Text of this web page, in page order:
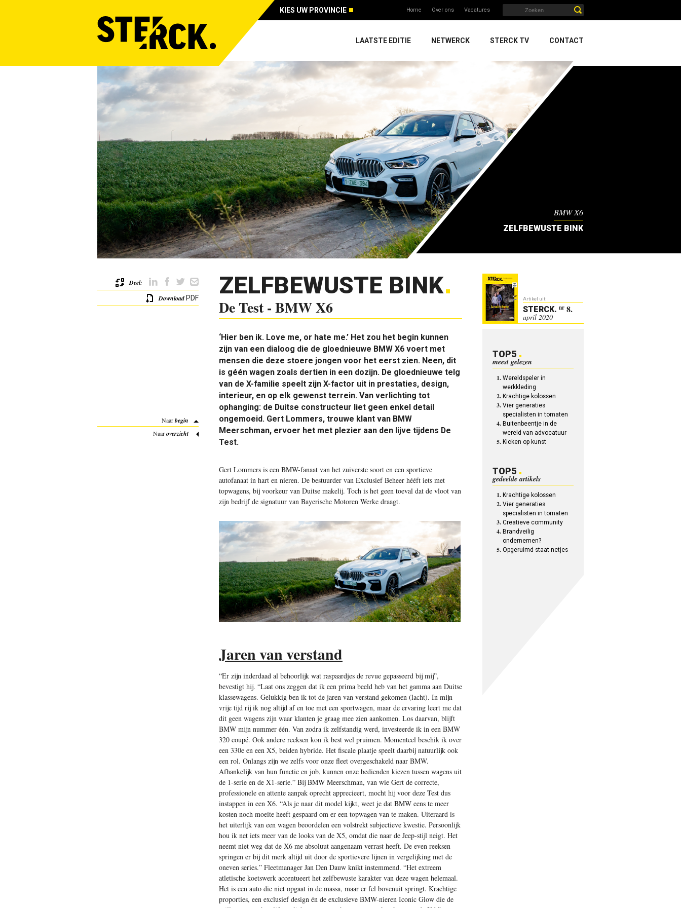
KIES UW PROVINCIE Home Over ons Vacatures
LAATSTE EDITIE NETWERCK STERCK TV CONTACT
BMW X6
ZELFBEWUSTE BINK
ZELFBEWUSTE BINK
De Test - BMW X6
‘Hier ben ik. Love me, or hate me.’ Het zou het begin kunnen
zijn van een dialoog die de gloednieuwe BMW X6 voert met
mensen die deze stoere jongen voor het eerst zien. Neen, dit
is géén wagen zoals dertien in een dozijn. De gloednieuwe telg
van de X-familie speelt zijn X-factor uit in prestaties, design,
interieur, en op elk gewenst terrein. Van verlichting tot
ophanging: de Duitse constructeur liet geen enkel detail
ongemoeid. Gert Lommers, trouwe klant van BMW
Meerschman, ervoer het met plezier aan den lijve tijdens De
Test.
Gert Lommers is een BMW-fanaat van het zuiverste soort en een sportieve
autofanaat in hart en nieren. De bestuurder van Exclusief Beheer hééft iets met
topwagens, bij voorkeur van Duitse makelij. Toch is het geen toeval dat de vloot van
zijn bedrijf de signatuur van Bayerische Motoren Werke draagt.
Jaren van verstand
“Er zijn inderdaad al behoorlijk wat raspaardjes de revue gepasseerd bij mij”,
bevestigt hij. “Laat ons zeggen dat ik een prima beeld heb van het gamma aan Duitse
klassewagens. Gelukkig ben ik tot de jaren van verstand gekomen (lacht). In mijn
vrije tijd rij ik nog altijd af en toe met een sportwagen, maar de ervaring leert me dat
dit geen wagens zijn waar klanten je graag mee zien aankomen. Los daarvan, blijft
BMW mijn nummer één. Van zodra ik zelfstandig werd, investeerde ik in een BMW
320 coupé. Ook andere reeksen kon ik best wel pruimen. Momenteel beschik ik over
een 330e en een X5, beiden hybride. Het fiscale plaatje speelt daarbij natuurlijk ook
een rol. Onlangs zijn we zelfs voor onze fleet overgeschakeld naar BMW.
Afhankelijk van hun functie en job, kunnen onze bedienden kiezen tussen wagens uit
de 1-serie en de X1-serie.” Bij BMW Meerschman, van wie Gert de correcte,
professionele en attente aanpak oprecht apprecieert, mocht hij voor deze Test dus
instappen in een X6. “Als je naar dit model kijkt, weet je dat BMW eens te meer
kosten noch moeite heeft gespaard om er een topwagen van te maken. Uiteraard is
het uiterlijk van een wagen beoordelen een volstrekt subjectieve kwestie. Persoonlijk
hou ik net iets meer van de looks van de X5, omdat die naar de Jeep-stijl neigt. Het
neemt niet weg dat de X6 me absoluut aangenaam verrast heeft. De even reeksen
springen er bij dit merk altijd uit door de sportievere lijnen in vergelijking met de
oneven series.” Fleetmanager Jan Den Dauw knikt instemmend. “Het extreem
atletische koetswerk accentueert het zelfbewuste karakter van deze wagen helemaal.
Het is een auto die niet opgaat in de massa, maar er fel bovenuit springt. Krachtige
proporties, een exclusief design én de exclusieve BMW-nieren Iconic Glow die de
Deel:
DownloadPDF
Naarbegin
Naaroverzicht
Artikel uit:
STERCK. nr 8.
april 2020
TOP5
meest gelezen
Wereldspeler in
werkkleding
Krachtige kolossen
Vier generaties
specialisten in tomaten
Buitenbeentje in de
wereld van advocatuur
Kicken op kunst
TOP5
gedeelde artikels
Krachtige kolossen
Vier generaties
specialisten in tomaten
Creatieve community
Brandveilig
ondernemen?
Opgeruimd staat netjes